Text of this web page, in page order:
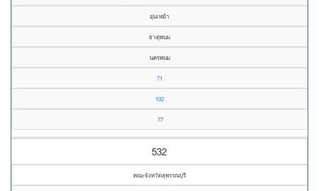
อุ่มเหม้า
ธาตุพนม
นครพนม
71
102
77
532
คณะจังหวัดสุพรรณบุรี